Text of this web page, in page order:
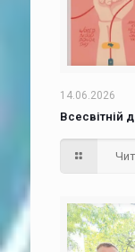
14.06.2026
Всесвітній